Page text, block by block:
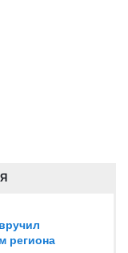
региона